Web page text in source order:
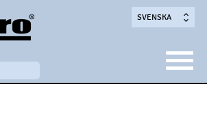
SVENSKA